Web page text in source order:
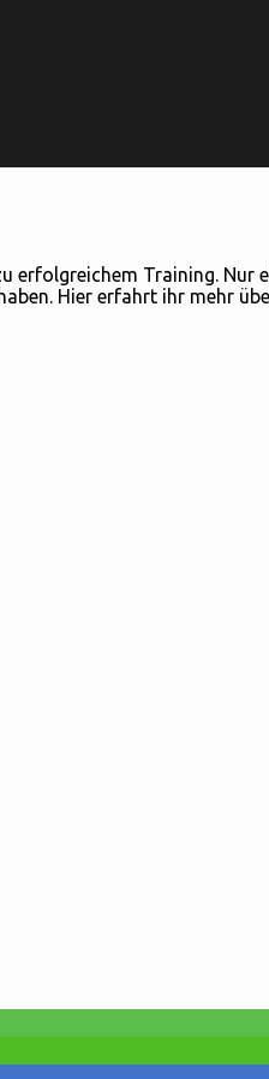
Training.
Hier erfahrt ihr mehr